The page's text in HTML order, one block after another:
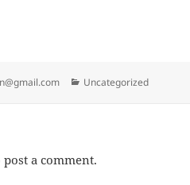
Categories
Uncategorized
post a comment.